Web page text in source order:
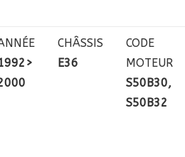
CHÂSSIS
E36
CODE
MOTEUR
S50B30,
S50B32